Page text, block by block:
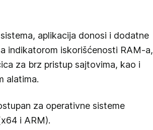
aplikacija donosi i dodatne
indikatorom iskorišćenosti RAM-a,
za brz pristup sajtovima, kao i
alatima.
za operativne sisteme
i ARM).